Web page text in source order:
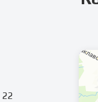
22